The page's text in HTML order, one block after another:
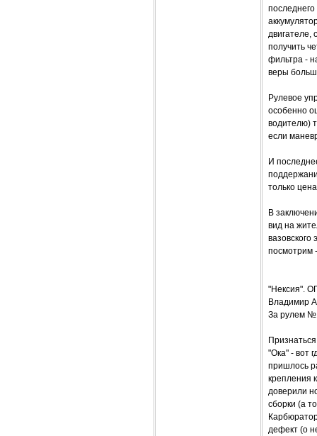
двигателе,
получить
фильтра -
веры
Рулевое
особенно
водителю)
если
И
только
В
вид на
посмотрим
"Нексия".
Владимир
За рулем
"Ока" - вот
пришлось
крепления
доверили
сборки (а
дефект (о